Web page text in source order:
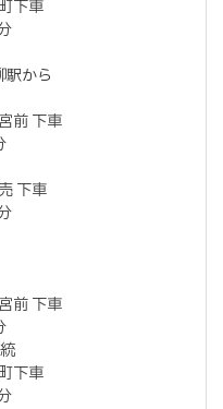
下車
から
前 下車
下車
前 下車
下車